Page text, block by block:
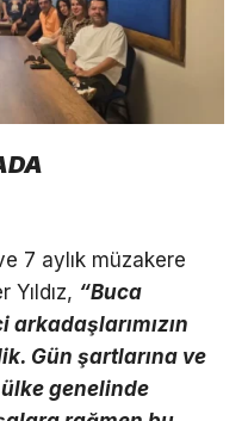
7 aylık müzakere
“Buca
Gün şartlarına ve
ülke genelinde